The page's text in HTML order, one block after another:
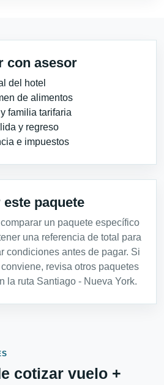
con asesor
del hotel
de alimentos
familia tarifaria
y regreso
e impuestos
paquete
un paquete específico
una referencia de total para
condiciones antes de pagar. Si
revisa otros paquetes
la ruta Santiago - Nueva York.
cotizar vuelo +